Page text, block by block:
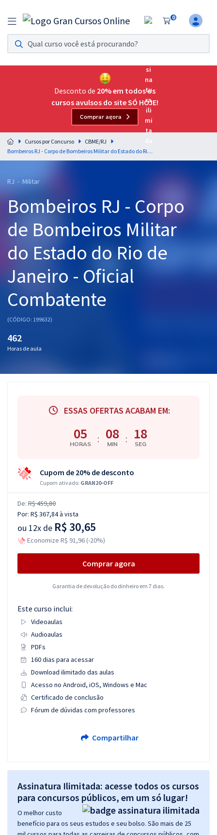
0
Assinatura Ilimitada 11
Acesso a todos os cursos. Teste grátis por 7 dias!
Assinatura OAB Até Passar
Acesso ilimitado a toda preparação para o Exame da
Residências Multiprofissionais
Preparação completa e intensiva para as principais
residências em saúde do Brasil
Cursos 20% OFF
Pós
Graduação
OAB
Questões grátis
Conteúdo gratuito
Aprovados
Desconto de 20% em todos os
cursos avulsos do site SÓ HOJE!
Comprar agora
Cursos por Concurso
CBME/RJ
Bombeiros RJ - Corpo de Bombeiros Militar do Estado do Rio de Janeiro - Oficial Combatente
RJ - Militar
Bombeiros RJ - Corpo
de Bombeiros Militar
do Estado do Rio de
Janeiro - Oficial
Combatente
(CÓDIGO: 199632)
462
Horas de aula
ESSAS OFERTAS ACABAM EM:
05
HORAS : 08
MIN : 17
SEG
Cupom de 20% de desconto
Cupom ativado: GRAN20-OFF
De: R$ 459,80
Por: R$ 367,84à vista
ou 12x de R$ 30,65
Economize R$ 91,96 (-20%)
Comprar agora
Garantia de devolução do dinheiro em 7 dias.
Este curso inclui:
Videoaulas
Audioaulas
PDFs
160 dias para acessar
Download ilimitado das aulas
Acesso no Android, iOS, Windows e Mac
Certificado de conclusão
Fórum de dúvidas com professores
Compartilhar
Assinatura Ilimitada: acesse todos os cursos
para concursos públicos, em um só lugar!
O melhor custo
benefício para os seus estudos e seu bolso. São mais de 25